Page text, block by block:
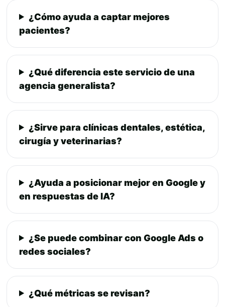
¿Cómo ayuda a captar mejores
pacientes?
¿Qué diferencia este servicio de una
agencia generalista?
¿Sirve para clínicas dentales, estética,
cirugía y veterinarias?
¿Ayuda a posicionar mejor en Google y
en respuestas de IA?
¿Se puede combinar con Google Ads o
redes sociales?
¿Qué métricas se revisan?